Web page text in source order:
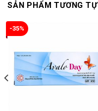
SẢN PHẨM TƯƠNG TỰ
-35%